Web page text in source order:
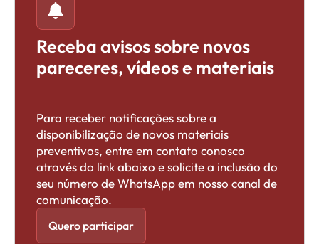
Receba avisos sobre novos
pareceres, vídeos e materiais
Para receber notificações sobre a
disponibilização de novos materiais
preventivos, entre em contato conosco
através do link abaixo e solicite a inclusão do
seu número de WhatsApp em nosso canal de
comunicação.
Quero participar